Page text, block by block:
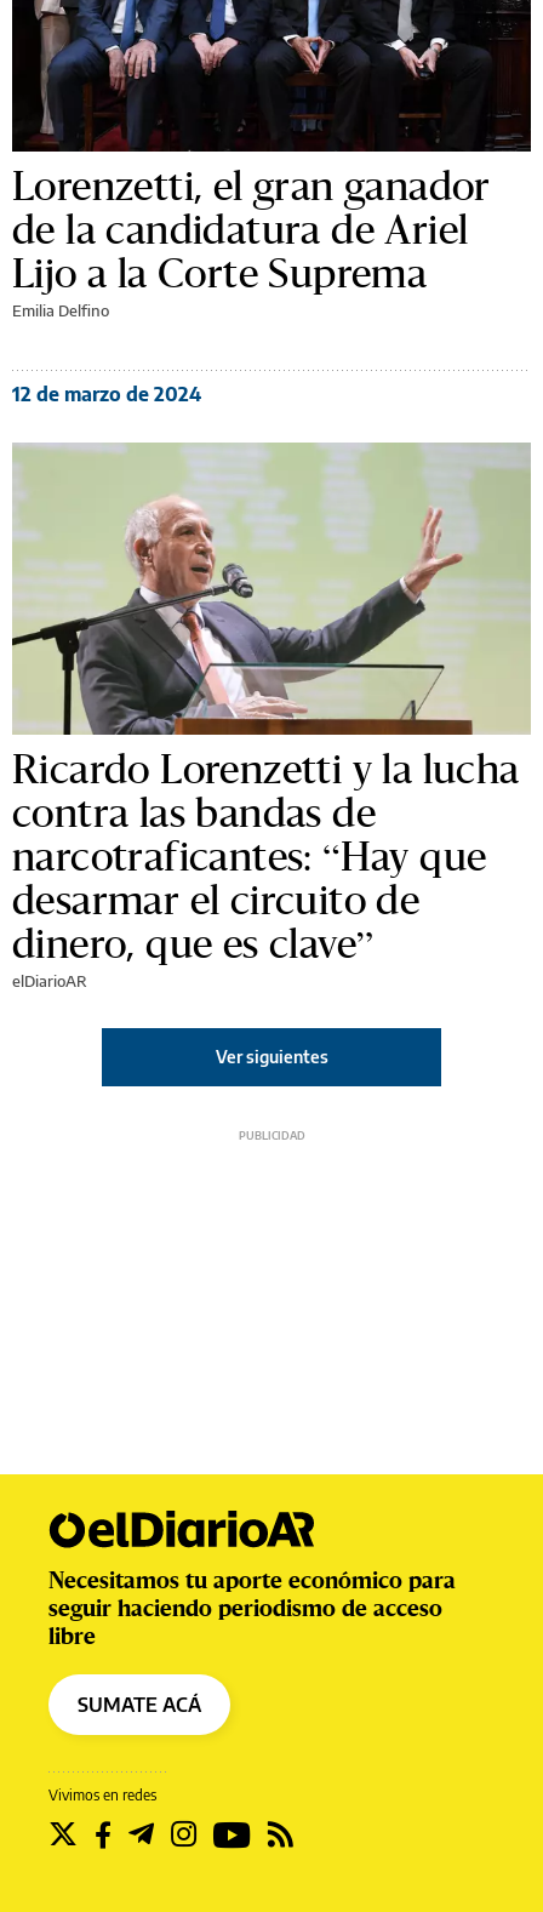
Lorenzetti, el gran ganador
de la candidatura de Ariel
Lijo a la Corte Suprema
Emilia Delfino
12 de marzo de 2024
Ricardo Lorenzetti y la lucha
contra las bandas de
narcotraficantes: “Hay que
desarmar el circuito de
dinero, que es clave”
elDiarioAR
Ver siguientes
Vivimos en redes
Necesitamos tu aporte económico para
seguir haciendo periodismo de acceso
libre
SUMATE ACÁ